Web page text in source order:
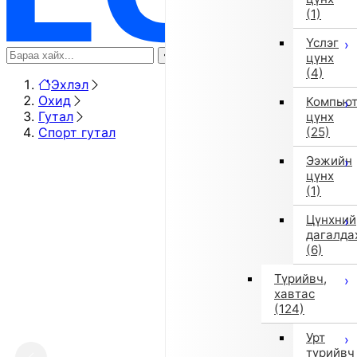
(1)
Үслэг
цүнх
(4)
цүнх
(25)
Ээжийн
цүнх
(1)
Цүнхний
(6)
Түрийвч,
хавтас
(124)
Урт
түрийвч
Эхлэл
Охид
Гутал
Спорт гутал